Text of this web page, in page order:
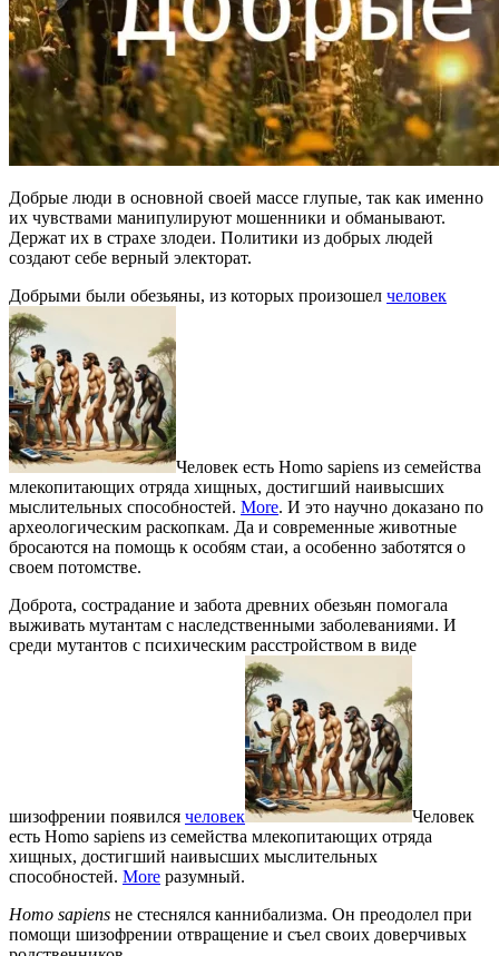
Добрые люди в основной своей массе глупые, так как именно
их чувствами манипулируют мошенники и обманывают.
Держат их в страхе злодеи. Политики из добрых людей
создают себе верный электорат.
Добрыми были обезьяны, из которых произошел человек
Человек есть Homo sapiens из семейства
млекопитающих отряда хищных, достигший наивысших
мыслительных способностей. More. И это научно доказано по
археологическим раскопкам. Да и современные животные
бросаются на помощь к особям стаи, а особенно заботятся о
своем потомстве.
Доброта, сострадание и забота древних обезьян помогала
выживать мутантам с наследственными заболеваниями. И
среди мутантов с психическим расстройством в виде
шизофрении появился человек
Человек
есть Homo sapiens из семейства млекопитающих отряда
хищных, достигший наивысших мыслительных
способностей. More разумный.
Homo sapiens не стеснялся каннибализма. Он преодолел при
помощи шизофрении отвращение и съел своих доверчивых